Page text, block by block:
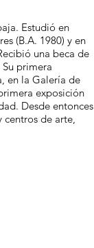
Estudió en
(B.A. 1980) y en
una beca de
primera
en la Galería de
exposición
Desde entonces
centros de arte,